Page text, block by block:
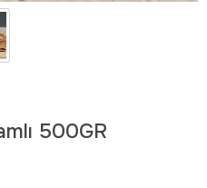
500GR